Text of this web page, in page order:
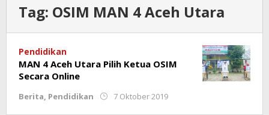
Tag: OSIM MAN 4 Aceh Utara
Pendidikan
MAN 4 Aceh Utara Pilih Ketua OSIM
Secara Online
Berita, Pendidikan 7 Oktober 2019